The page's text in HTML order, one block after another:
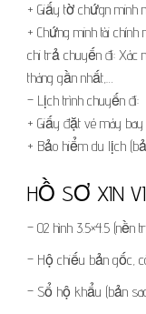
+ Giấy tờ chứgn
+ Chứng minh tài
chi trả chuyến đi: Xác
tháng gần nhất,…
– Lịch trình chuyến đi:
+ Giấy đặt vé máy
+ Bảo hiểm du lịch
HỒ SƠ XIN
– 02 hình 3.5×4.5 (nền
– Hộ chiếu bản gốc,
– Sổ hộ khẩu (bản